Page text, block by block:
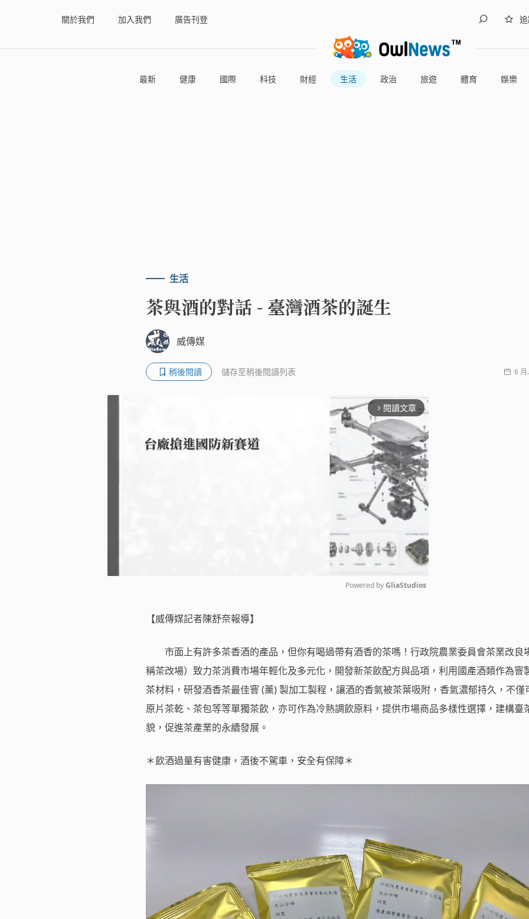
關於我們 加入我們 廣告刊登
最新 健康 國際 科技 財經 生活 政治 旅遊 體育 娛樂
生活
茶與酒的對話 - 臺灣酒茶的誕生
威傳媒
稍後閱讀 儲存至稍後閱讀列表 6
arrow_forward_ios 閱讀文章
Powered by GliaStudios
【威傳媒記者陳舒奈報導】
市面上有許多茶香酒的產品，但你有喝過帶有酒香的茶嗎！行政院農業委員會茶業改良
稱茶改場）致力茶消費市場年輕化及多元化，開發新茶飲配方與品項，利用國產酒類作為窨
茶材料，研發酒香茶最佳窨 (薰) 製加工製程，讓酒的香氣被茶葉吸附，香氣濃郁持久，不僅
原片茶乾、茶包等等單獨茶飲，亦可作為冷熱調飲原料，提供市場商品多樣性選擇，建構臺
貌，促進茶產業的永續發展。
＊飲酒過量有害健康，酒後不駕車，安全有保障＊